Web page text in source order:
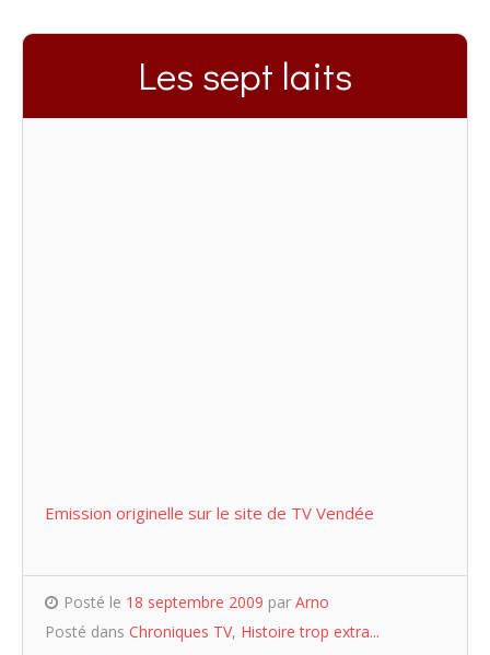
Les sept laits
Emission originelle sur le site de TV Vendée
Posté le 18 septembre 2009 par Arno
Posté dans Chroniques TV, Histoire trop extra...